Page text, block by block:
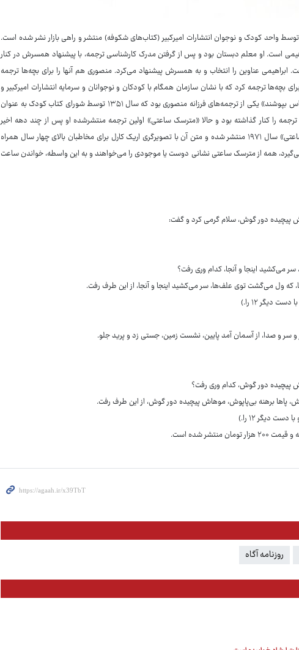
توسط واحد کودک و نوجوان انتشارات امیرکبیر (کتاب‌های شکوفه) منتشر و راهی بازار نشر شده است.
است. او معلم دبستان بود و پس از گرفتن مدرک کارشناسی ترجمه، با پیشنهاد همسرش در کنار
ابراهیمی عناوین را انتخاب و به همسرش پیشنهاد می‌کرد. منصوری هم آنها را برای بچه‌ها ترجمه
سال ۱۳۶۰ حدود ۱۶ کتاب را برای بچه‌ها ترجمه کرد که با نشان سازمان همگام با کودکان و نوجوانان و سرمایه انتشارات امیرکبیر و
انتشارات روزبهان منتشر شدند. «جانوران نباید لباس بپوشند» یکی از ترجمه‌های فرزانه منصوری بود که سال ۱۳۵۱ توسط شورای کتاب کودک به عنوان
را کنار گذاشته بود و حالا «مترسک ساعتی» اولین ترجمه منتشرشده او پس از چند دهه اخیر
محسوب می‌شود. نسخه اصلی کتاب «مترسک ساعتی» سال ۱۹۷۱ منتشر شده و متن آن با تصویرگری اریک کارل برای مخاطبان بالای چهار سال همراه
همه از مترسک ساعتی نشانی دوست یا موجودی را می‌خواهند و به این واسطه، خواندن ساعت
پیچیده دور گوش، سلام گرمی کرد و گفت:
می‌کشید اینجا و آنجا، کدام وری رفت؟
ول می‌گشت توی علف‌ها، سر می‌کشید اینجا و آنجا، از این طرف رفت.
دیگر ۱۲ را.)
و سر و صدا، از آسمان آمد پایین، نشست زمین، جستی زد و پرید جلو.
پیچیده دور گوش، کدام وری رفت؟
برهنه بی‌پاپوش، موهاش پیچیده دور گوش، از این طرف رفت.
دیگر ۱۲ را.)
روزنامه آگاه